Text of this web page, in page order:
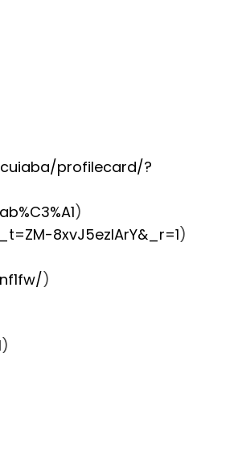
profilecard/?
)
8xvJ5ezlArY&_r=1)
)
)